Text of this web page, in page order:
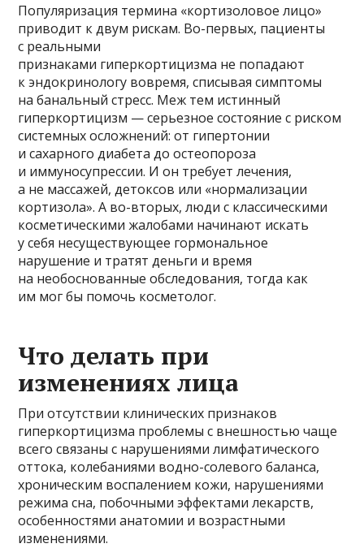
Популяризация термина «кортизоловое лицо»
приводит к двум рискам. Во-первых, пациенты
с реальными
признаками гиперкортицизма не попадают
к эндокринологу вовремя, списывая симптомы
на банальный стресс. Меж тем истинный
гиперкортицизм — серьезное состояние с риском
системных осложнений: от гипертонии
и сахарного диабета до остеопороза
и иммуносупрессии. И он требует лечения,
а не массажей, детоксов или «нормализации
кортизола». А во-вторых, люди с классическими
косметическими жалобами начинают искать
у себя несуществующее гормональное
нарушение и тратят деньги и время
на необоснованные обследования, тогда как
им мог бы помочь косметолог.
Что делать при
изменениях лица
При отсутствии клинических признаков
гиперкортицизма проблемы с внешностью чаще
всего связаны с нарушениями лимфатического
оттока, колебаниями водно-солевого баланса,
хроническим воспалением кожи, нарушениями
режима сна, побочными эффектами лекарств,
особенностями анатомии и возрастными
изменениями.